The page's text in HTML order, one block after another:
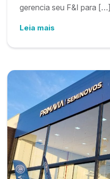
gerencia seu F&I para […]
Leia mais